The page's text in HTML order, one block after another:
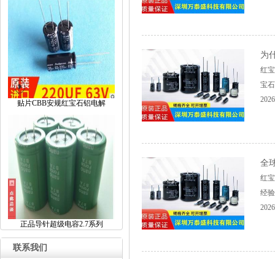
贴片CBB安规红宝石铝电解
正品导针超级电容2.7系列
联系我们
为
红
宝
全
红
经